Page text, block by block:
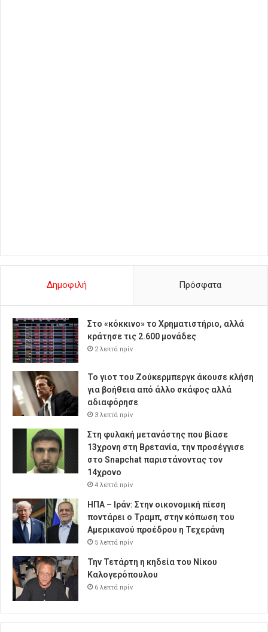
Δημοφιλή Πρόσφατα
Στο «κόκκινο» το Χρηματιστήριο, αλλά
κράτησε τις 2.600 μονάδες
2 λεπτά πρίν
Το γιοτ του Ζούκερμπεργκ άκουσε κλήση
για βοήθεια από άλλο σκάφος αλλά
αδιαφόρησε
3 λεπτά πρίν
Στη φυλακή μετανάστης που βίασε
13χρονη στη Βρετανία, την προσέγγισε
στο Snapchat παριστάνοντας τον
14χρονο
4 λεπτά πρίν
ΗΠΑ – Ιράν: Στην οικονομική πίεση
ποντάρει ο Τραμπ, στην κόπωση του
Αμερικανού προέδρου η Τεχεράνη
5 λεπτά πρίν
Την Τετάρτη η κηδεία του Νίκου
Καλογερόπουλου
6 λεπτά πρίν